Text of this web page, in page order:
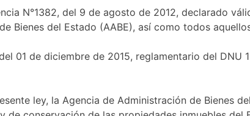
N°1382, del 9 de agosto de 2012, declarado
Bienes del Estado (AABE), así como todos
01 de diciembre de 2015, reglamentario del
ley, la Agencia de Administración de Bienes